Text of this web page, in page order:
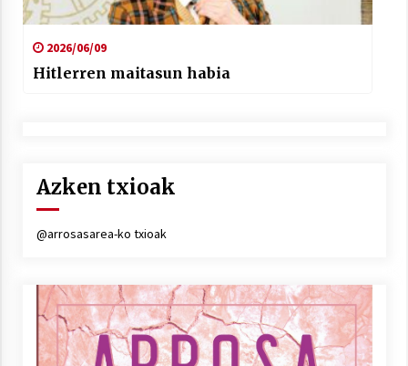
2026/06/09
Hitlerren maitasun habia
Azken txioak
@arrosasarea-ko txioak